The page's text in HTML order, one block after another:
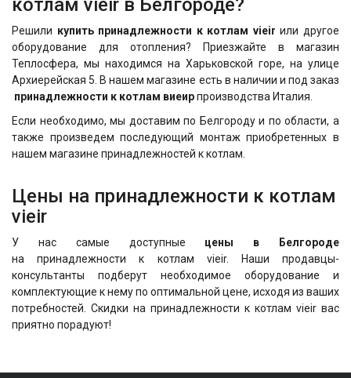
котлам vieir в Белгороде?
Решили купить принадлежности к котлам vieir или другое
оборудование для отопления? Приезжайте в магазин
Теплосфера, мы находимся на Харьковской горе, на улице
Архиерейская 5. В нашем магазине есть в наличии и под заказ
принадлежности к котлам виеирпроизводства Италия.
Если необходимо, мы доставим по Белгороду и по области, а
также произведем последующий монтаж приобретенных в
нашем магазине принадлежностей к котлам.
Цены на принадлежности к котлам
vieir
У нас самые доступные цены в Белгороде
на принадлежности к котлам vieir. Наши продавцы-
консультанты подберут необходимое оборудование и
комплектующие к нему по оптимальной цене, исходя из ваших
потребностей. Скидки на принадлежности к котлам vieir вас
приятно порадуют!